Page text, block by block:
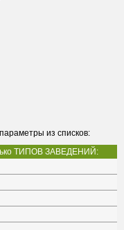
из списков:
ТИПОВ ЗАВЕДЕНИЙ: